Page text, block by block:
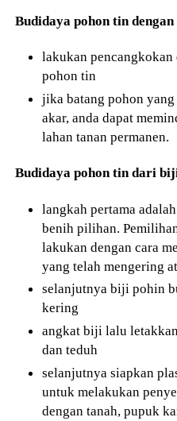
Budidaya pohon tin
lakukan
pohon tin
jika batang pohon
akar, anda dapat
lahan tanan permanen.
Budidaya pohon tin dari
langkah pertama
benih pilihan.
lakukan dengan cara
yang telah mengering
selanjutnya biji pohin
kering
angkat biji lalu
dan teduh
selanjutnya siapkan
untuk melakukan
dengan tanah, pupuk